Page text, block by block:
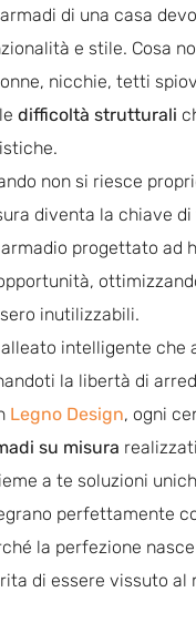
di una casa
e stile. Cosa
nicchie, tetti
difficoltà strutturali
non si riesce
diventa la chiave di
armadio progettato ad
inutilizzabili.
alleato intelligente che
la libertà di
Legno Design, ogni
su misura
a te soluzioni
perfettamente
la perfezione
di essere vissuto al